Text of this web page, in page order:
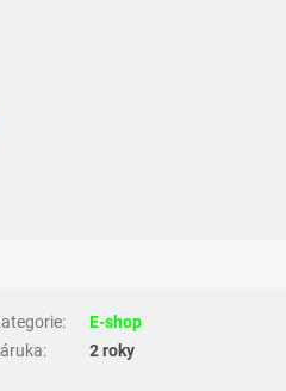
:
E-shop
: 2 roky